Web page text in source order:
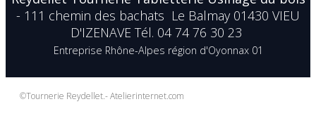
- 111 chemin des bachats Le Balmay 01430 VIEU
D'IZENAVE Tél. 04 74 76 30 23
Entreprise Rhône-Alpes région d'Oyonnax 01
©Tournerie Reydellet.- Atelierinternet.com